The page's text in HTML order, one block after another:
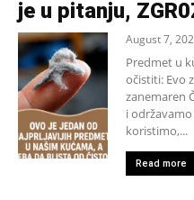
je u pitanju,
August 7,
Predmet u
očistiti: Evo
zanemaren
i
koristimo,...
Read more